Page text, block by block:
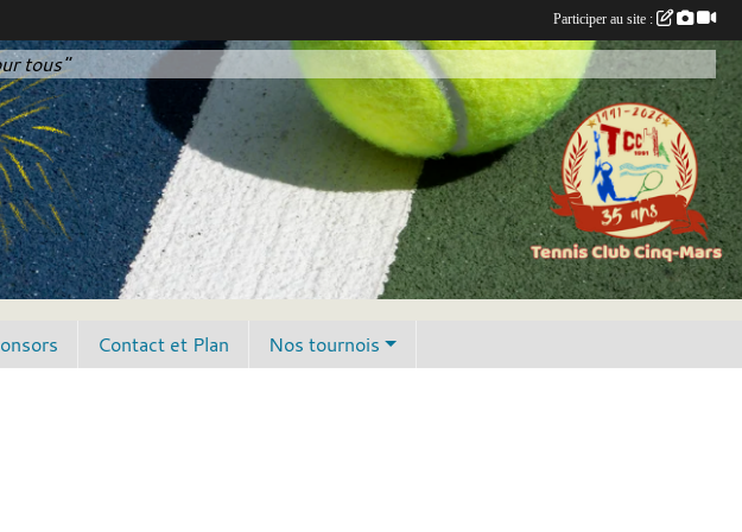
tous"
Contact et Plan Nos tournois
Participer au site :